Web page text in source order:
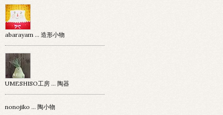
abarayam … 造形小物
UMESHISO工房 … 陶器
nonojiko ... 陶小物